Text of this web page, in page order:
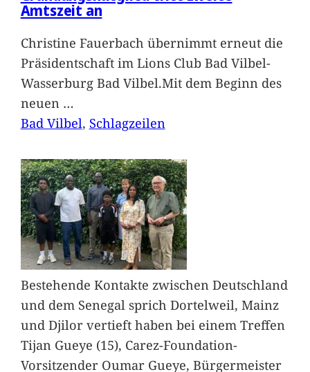
Amtszeit an
Christine Fauerbach übernimmt erneut die
Präsidentschaft im Lions Club Bad Vilbel-
Wasserburg Bad Vilbel.Mit dem Beginn des
neuen …
Bad Vilbel, Schlagzeilen
Bestehende Kontakte zwischen Deutschland
und dem Senegal sprich Dortelweil, Mainz
und Djilor vertieft haben bei einem Treffen
Tijan Gueye (15), Carez-Foundation-
Vorsitzender Oumar Gueye, Bürgermeister